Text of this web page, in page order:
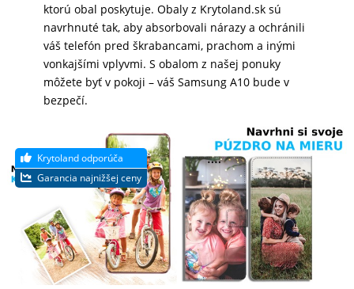
KANCELÁRIA
ŠTÝL
A
KRÁSA
ktorú obal poskytuje. Obaly z Krytoland.sk sú
navrhnuté tak, aby absorbovali nárazy a ochránili
váš telefón pred škrabancami, prachom a inými
vonkajšími vplyvmi. S obalom z našej ponuky
môžete byť v pokoji – váš Samsung A10 bude v
bezpečí.